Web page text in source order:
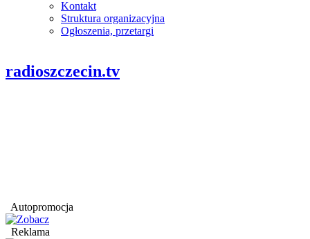
Kontakt
Struktura organizacyjna
Ogłoszenia, przetargi
radioszczecin.tv
Autopromocja
Reklama